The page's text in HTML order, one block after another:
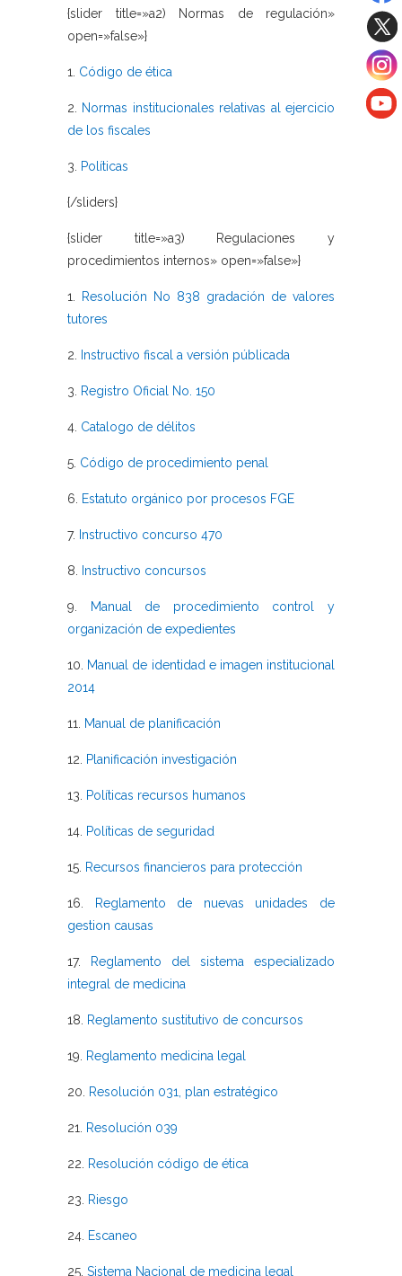
{slider title=»a2) Normas de regulación»
open=»false»}
1. Código de ética
2. Normas institucionales relativas al ejercicio
de los fiscales
3. Políticas
{/sliders}
{slider title=»a3) Regulaciones y
procedimientos internos» open=»false»}
1.
Resolución No 838 gradación de valores
tutores
2. Instructivo fiscal a versión públicada
3. Registro Oficial No. 150
4. Catalogo de délitos
5. Código de procedimiento penal
6. Estatuto orgánico por procesos FGE
7. Instructivo concurso 470
8. Instructivo concursos
9.
Manual de procedimiento control y
organización de expedientes
10.
Manual de identidad e imagen institucional
2014
11. Manual de planificación
12. Planificación investigación
13. Políticas recursos humanos
14. Políticas de seguridad
15. Recursos financieros para protección
16.
Reglamento de nuevas unidades de
gestion causas
17.
Reglamento del sistema especializado
integral de medicina
18. Reglamento sustitutivo de concursos
19. Reglamento medicina legal
20. Resolución 031, plan estratégico
21. Resolución 039
22. Resolución código de ética
23. Riesgo
24. Escaneo
25. Sistema Nacional de medicina legal